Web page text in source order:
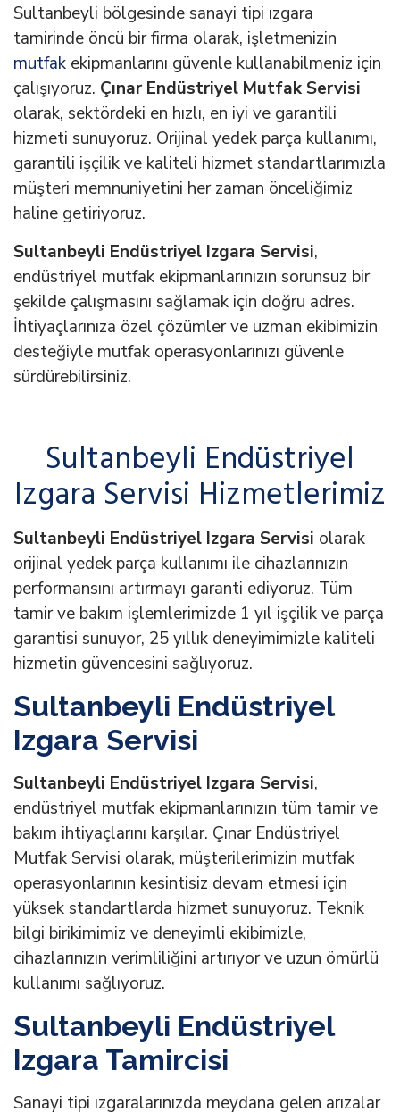
Sultanbeyli bölgesinde sanayi tipi ızgara
tamirinde öncü bir firma olarak, işletmenizin
mutfak ekipmanlarını güvenle kullanabilmeniz için
çalışıyoruz. Çınar Endüstriyel Mutfak Servisi
olarak, sektördeki en hızlı, en iyi ve garantili
hizmeti sunuyoruz. Orijinal yedek parça kullanımı,
garantili işçilik ve kaliteli hizmet standartlarımızla
müşteri memnuniyetini her zaman önceliğimiz
haline getiriyoruz.
Sultanbeyli Endüstriyel Izgara Servisi,
endüstriyel mutfak ekipmanlarınızın sorunsuz bir
şekilde çalışmasını sağlamak için doğru adres.
İhtiyaçlarınıza özel çözümler ve uzman ekibimizin
desteğiyle mutfak operasyonlarınızı güvenle
sürdürebilirsiniz.
Sultanbeyli Endüstriyel
Izgara Servisi Hizmetlerimiz
Sultanbeyli Endüstriyel Izgara Servisi olarak
orijinal yedek parça kullanımı ile cihazlarınızın
performansını artırmayı garanti ediyoruz. Tüm
tamir ve bakım işlemlerimizde 1 yıl işçilik ve parça
garantisi sunuyor, 25 yıllık deneyimimizle kaliteli
hizmetin güvencesini sağlıyoruz.
Sultanbeyli Endüstriyel
Izgara Servisi
Sultanbeyli Endüstriyel Izgara Servisi,
endüstriyel mutfak ekipmanlarınızın tüm tamir ve
bakım ihtiyaçlarını karşılar. Çınar Endüstriyel
Mutfak Servisi olarak, müşterilerimizin mutfak
operasyonlarının kesintisiz devam etmesi için
yüksek standartlarda hizmet sunuyoruz. Teknik
bilgi birikimimiz ve deneyimli ekibimizle,
cihazlarınızın verimliliğini artırıyor ve uzun ömürlü
kullanımı sağlıyoruz.
Sultanbeyli Endüstriyel
Izgara Tamircisi
Sanayi tipi ızgaralarınızda meydana gelen arızalar